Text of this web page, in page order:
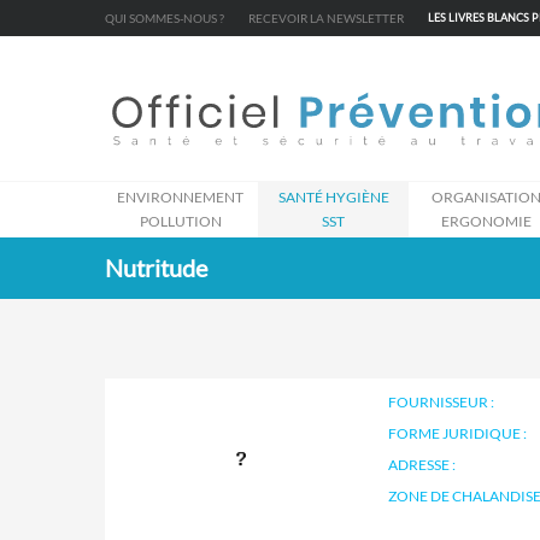
QUI SOMMES-NOUS ? RECEVOIR LA NEWSLETTER LES LIVRES BLANCS
ENVIRONNEMENT
POLLUTION
SANTÉ HYGIÈNE
SST
ORGANISATION
ERGONOMIE
Nutritude
FOURNISSEUR :
FORME JURIDIQUE :
ADRESSE :
ZONE DE
Cookies management panel